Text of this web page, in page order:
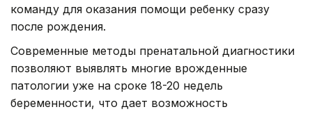
команду для оказания помощи ребенку сразу
после рождения.
Современные методы пренатальной диагностики
позволяют выявлять многие врожденные
патологии уже на сроке 18-20 недель
беременности, что дает возможность